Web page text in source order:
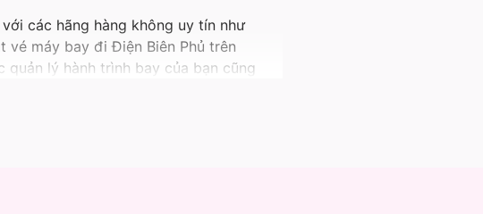
các hãng hàng không uy tín như
vé máy bay đi Điện Biên Phủ trên
lý hành trình bay của bạn cũng